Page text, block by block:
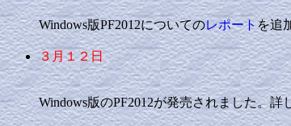
Windows版PF2012についてのレポートを追
３月１２日
Windows版のPF2012が発売されました。詳